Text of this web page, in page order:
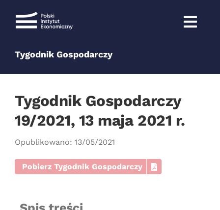
Tygodnik Gospodarczy
Tygodnik Gospodarczy
19/2021, 13 maja 2021 r.
Opublikowano: 13/05/2021
Pobierz Tygodnik Gospodarczy